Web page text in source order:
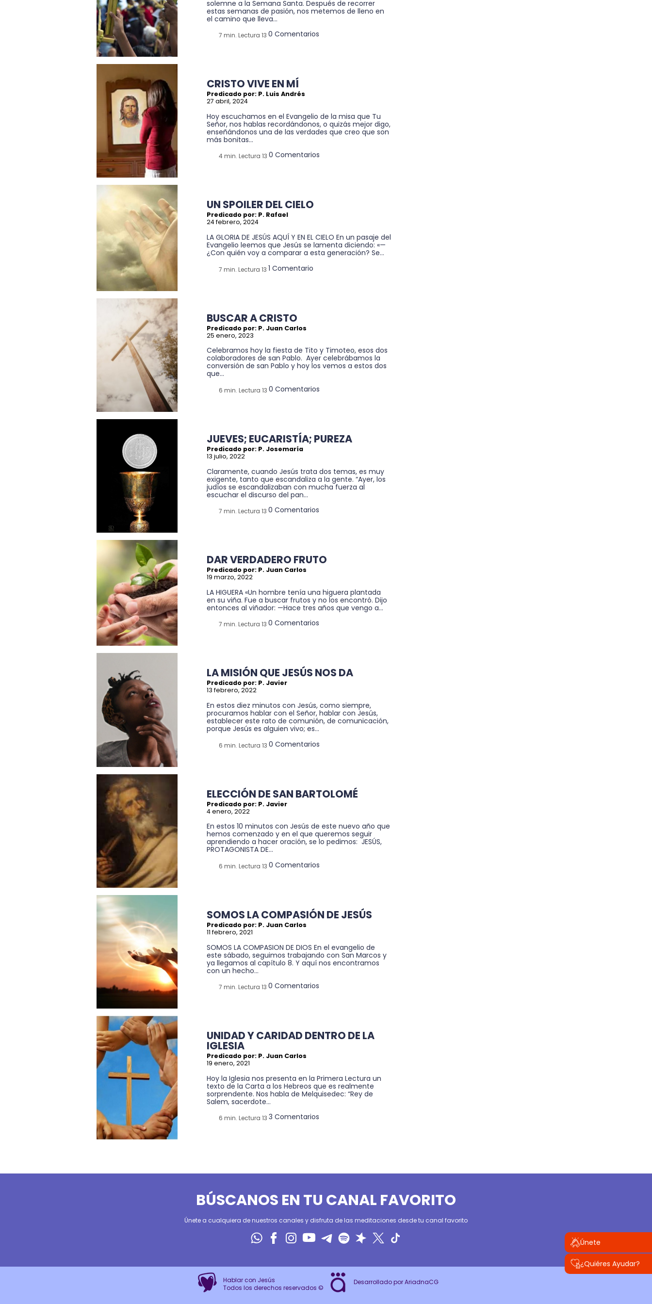
solemne a la Semana Santa. Después de recorrer
estas semanas de pasión, nos metemos de lleno en
el camino que lleva...
7 min. Lectura 13 0 Comentarios
CRISTO VIVE EN MÍ
Predicado por: P. Luis Andrés
27 abril, 2024
Hoy escuchamos en el Evangelio de la misa que Tu
Señor, nos hablas recordándonos, o quizás mejor digo,
enseñándonos una de las verdades que creo que son
más bonitas...
4 min. Lectura 13 0 Comentarios
UN SPOILER DEL CIELO
Predicado por: P. Rafael
24 febrero, 2024
LA GLORIA DE JESÚS AQUÍ Y EN EL CIELO En un pasaje del
Evangelio leemos que Jesús se lamenta diciendo: «—
¿Con quién voy a comparar a esta generación? Se...
7 min. Lectura 13 1 Comentario
BUSCAR A CRISTO
Predicado por: P. Juan Carlos
25 enero, 2023
Celebramos hoy la fiesta de Tito y Timoteo, esos dos
colaboradores de san Pablo. Ayer celebrábamos la
conversión de san Pablo y hoy los vemos a estos dos
que...
6 min. Lectura 13 0 Comentarios
JUEVES; EUCARISTÍA; PUREZA
Predicado por: P. Josemaría
13 julio, 2022
Claramente, cuando Jesús trata dos temas, es muy
exigente, tanto que escandaliza a la gente. “Ayer, los
judíos se escandalizaban con mucha fuerza al
escuchar el discurso del pan...
7 min. Lectura 13 0 Comentarios
DAR VERDADERO FRUTO
Predicado por: P. Juan Carlos
19 marzo, 2022
LA HIGUERA «Un hombre tenía una higuera plantada
en su viña. Fue a buscar frutos y no los encontró. Dijo
entonces al viñador: —Hace tres años que vengo a...
7 min. Lectura 13 0 Comentarios
LA MISIÓN QUE JESÚS NOS DA
Predicado por: P. Javier
13 febrero, 2022
En estos diez minutos con Jesús, como siempre,
procuramos hablar con el Señor, hablar con Jesús,
establecer este rato de comunión, de comunicación,
porque Jesús es alguien vivo; es...
6 min. Lectura 13 0 Comentarios
ELECCIÓN DE SAN BARTOLOMÉ
Predicado por: P. Javier
4 enero, 2022
En estos 10 minutos con Jesús de este nuevo año que
hemos comenzado y en el que queremos seguir
aprendiendo a hacer oración, se lo pedimos: JESÚS,
PROTAGONISTA DE...
6 min. Lectura 13 0 Comentarios
SOMOS LA COMPASIÓN DE JESÚS
Predicado por: P. Juan Carlos
11 febrero, 2021
SOMOS LA COMPASION DE DIOS En el evangelio de
este sábado, seguimos trabajando con San Marcos y
ya llegamos al capítulo 8. Y aquí nos encontramos
con un hecho...
7 min. Lectura 13 0 Comentarios
UNIDAD Y CARIDAD DENTRO DE LA
IGLESIA
Predicado por: P. Juan Carlos
19 enero, 2021
Hoy la Iglesia nos presenta en la Primera Lectura un
texto de la Carta a los Hebreos que es realmente
sorprendente. Nos habla de Melquisedec: “Rey de
Salem, sacerdote...
6 min. Lectura 13 3 Comentarios
BÚSCANOS EN TU CANAL FAVORITO
Únete a cualquiera de nuestros canales y disfruta de las meditaciones desde tu canal favorito
Hablar con Jesús
Todos los derechos reservados ©
Desarrollado por AriadnaCG
Únete
¿Quiéres Ayudar?